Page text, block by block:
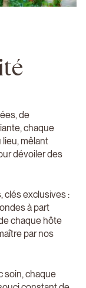
de
chaque
mêlant
dévoiler des
clés exclusives :
à part
chaque hôte
par nos
soin, chaque